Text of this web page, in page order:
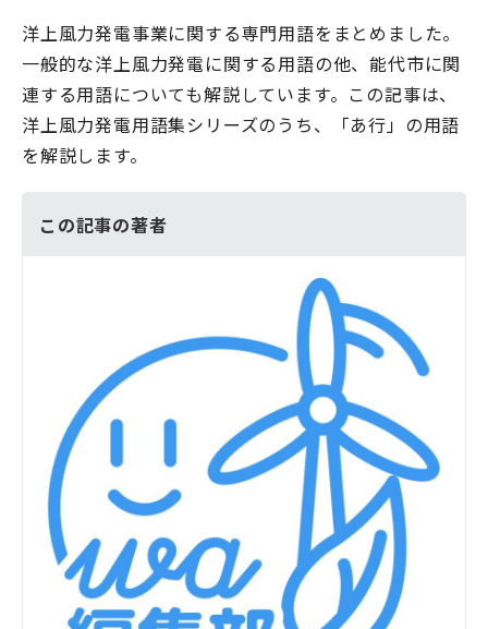
洋上風力発電事業に関する専門用語をまとめました。
一般的な洋上風力発電に関する用語の他、能代市に関
連する用語についても解説しています。この記事は、
洋上風力発電用語集シリーズのうち、「あ行」の用語
を解説します。
この記事の著者